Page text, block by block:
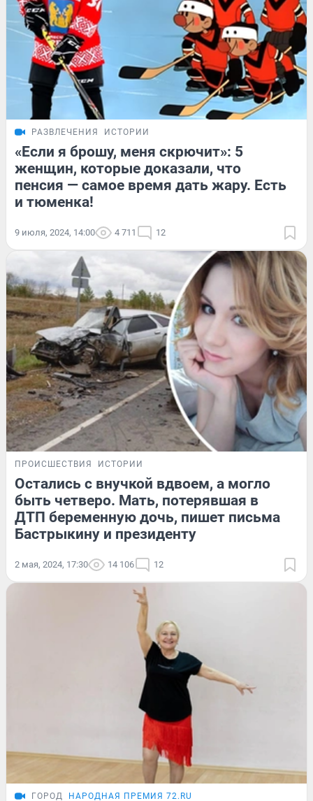
РАЗВЛЕЧЕНИЯ ИСТОРИИ
«Если я брошу, меня скрючит»: 5
женщин, которые доказали, что
пенсия — самое время дать жару. Есть
и тюменка!
9 июля, 2024, 14:00 4 711 12
ПРОИСШЕСТВИЯ ИСТОРИИ
Остались с внучкой вдвоем, а могло
быть четверо. Мать, потерявшая в
ДТП беременную дочь, пишет письма
Бастрыкину и президенту
2 мая, 2024, 17:30 14 106 12
ГОРОД НАРОДНАЯ ПРЕМИЯ 72.RU